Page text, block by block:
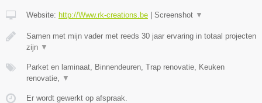
Website: http://Www.rk-creations.be Screenshot ▼
Samen met mijn vader met reeds 30 jaar ervaring in totaal projecten
zijn ▼
Parket en laminaat, Binnendeuren, Trap renovatie, Keuken
renovatie,
▼
Er wordt gewerkt op afspraak.